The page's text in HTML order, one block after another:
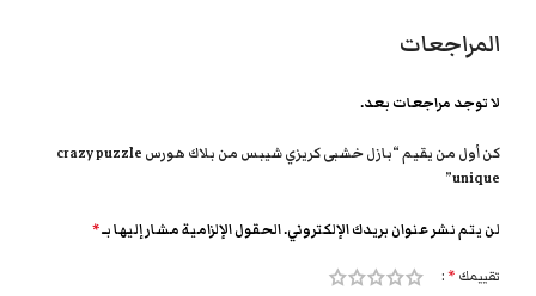
المراجعات
لا توجد مراجعات بعد.
كن أول من يقيم “بازل خشبى كريزي شيبس من بلاك هورس crazy puzzle
unique”
لن يتم نشر عنوان بريدك الإلكتروني.الحقول الإلزامية مشار إليها بـ*
تقييمك *